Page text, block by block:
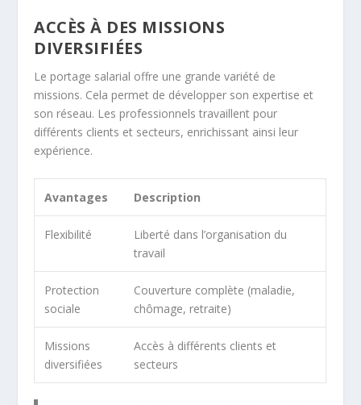
ACCÈS À DES MISSIONS
DIVERSIFIÉES
Le portage salarial offre une grande variété de
missions. Cela permet de développer son expertise et
son réseau. Les professionnels travaillent pour
différents clients et secteurs, enrichissant ainsi leur
expérience.
Avantages Description
Flexibilité
Liberté dans l’organisation du
travail
Protection
sociale
Couverture complète (maladie,
chômage, retraite)
Missions
diversifiées
Accès à différents clients et
secteurs